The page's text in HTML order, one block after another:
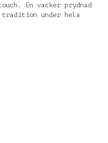
En vacker prydnad
tradition under hela